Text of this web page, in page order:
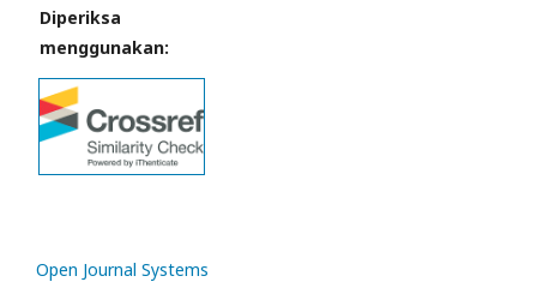
Diperiksa
menggunakan:
Open Journal Systems